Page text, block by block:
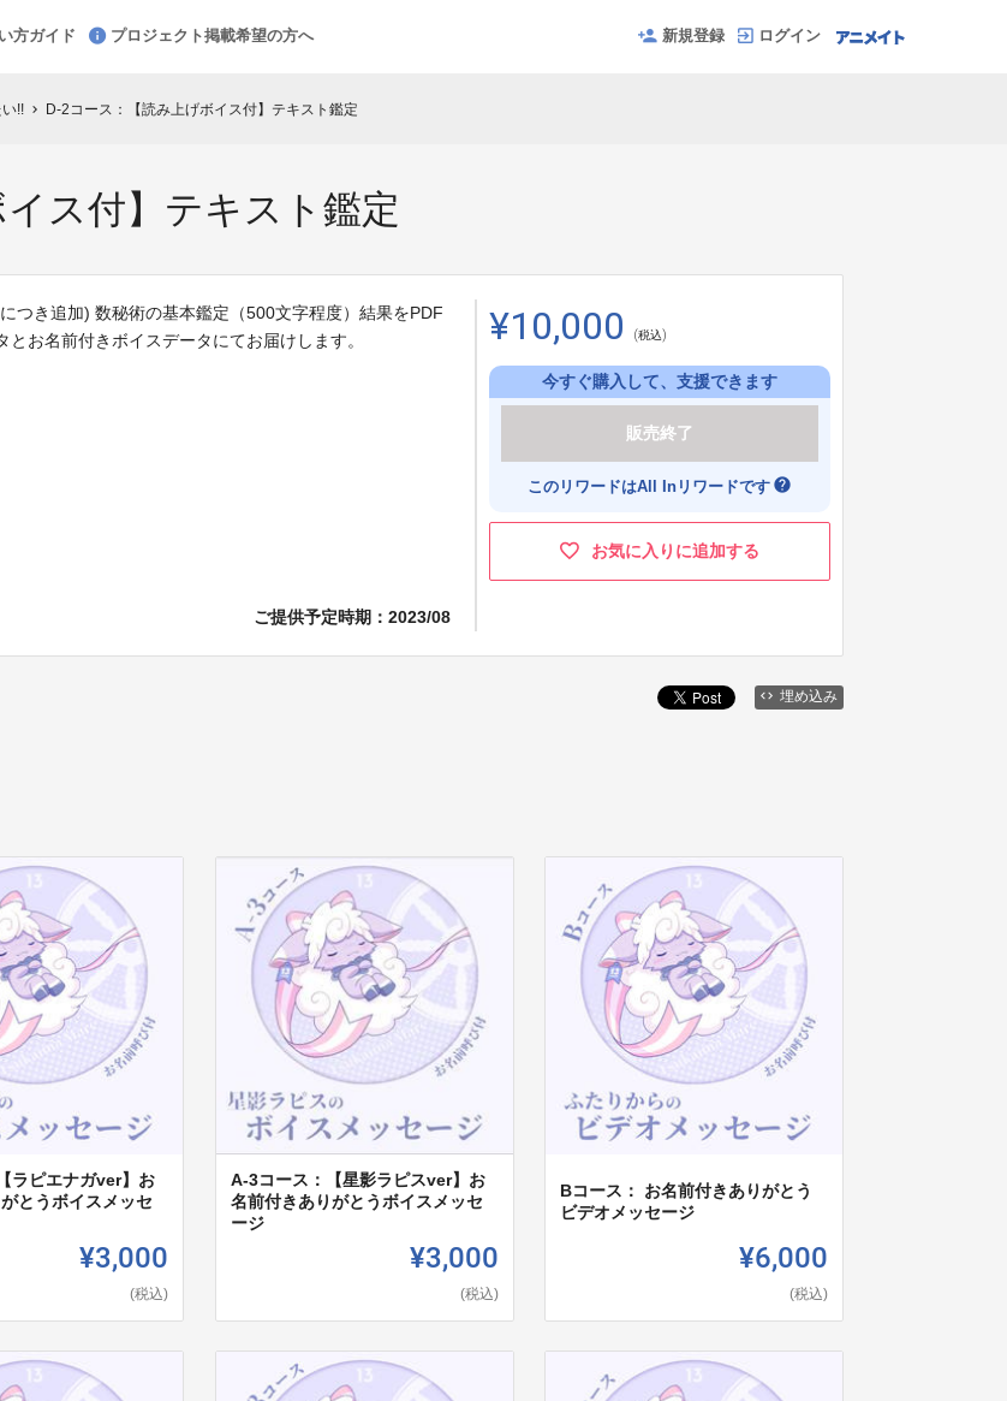
方ガイド プロジェクト掲載希望の方へ 新規登録 ログイン
!! chevron_right D-2コース：【読み上げボイス付】テキスト鑑定
ス付】テキスト鑑定
つき追加) 数秘術の基本鑑定（500文字程度）結果をPDF
とお名前付きボイスデータにてお届けします。
ご提供予定時期： 2023/08
¥10,000 (税込)
今すぐ購入して、支援できます
販売終了
このリワードはAll Inリワードです help
お気に入りに追加する
埋め込み
ラピエナガver】お
とうボイスメッセ
¥3,000
(税込)
A-3コース：【星影ラピスver】お
名前付きありがとうボイスメッセ
ージ
¥3,000
(税込)
Bコース： お名前付きありがとう
ビデオメッセージ
¥6,000
(税込)